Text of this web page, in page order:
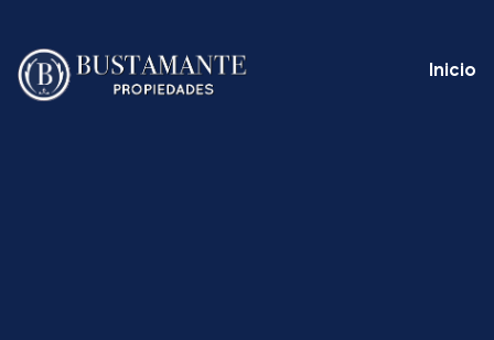
Inicio